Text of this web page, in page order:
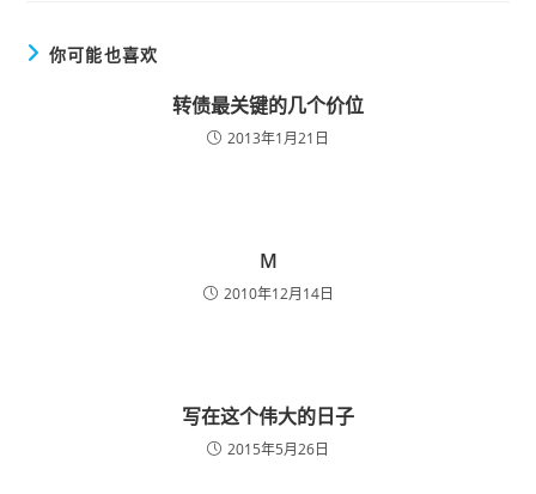
你可能也喜欢
转债最关键的几个价位
2013年1月21日
M
2010年12月14日
写在这个伟大的日子
2015年5月26日